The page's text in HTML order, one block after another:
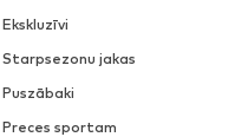
Ekskluzīvi
Starpsezonu jakas
Puszābaki
Preces sportam